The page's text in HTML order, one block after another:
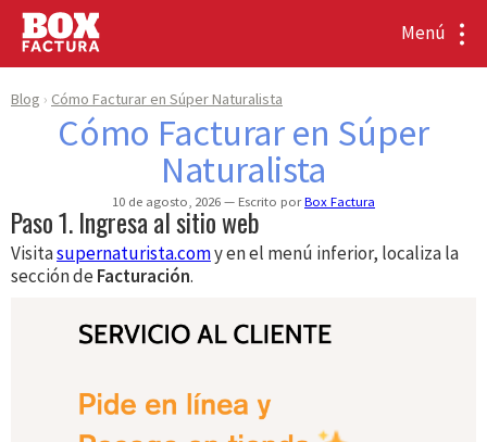
Menú
Blog Cómo Facturar en Súper Naturalista
Cómo Facturar en Súper
Naturalista
10 de agosto, 2026 Escrito porBox Factura
Paso 1. Ingresa al sitio web
Visitasupernaturista.comy en el menú inferior, localiza la
sección deFacturación.